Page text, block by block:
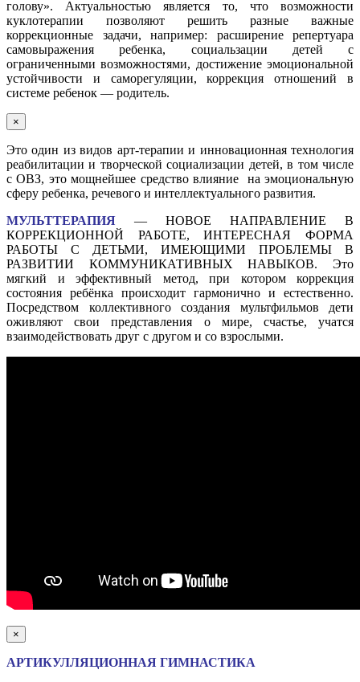
голову». Актуальностью является то, что возможности
куклотерапии позволяют решить разные важные
коррекционные задачи, например: расширение репертуара
самовыражения ребенка, социальзации детей с
ограниченными возможностями, достижение эмоциональной
устойчивости и саморегуляции, коррекция отношений в
системе ребенок — родитель.
×
Это один из видов арт-терапии и инновационная технология
реабилитации и творческой социализации детей, в том числе
с ОВЗ, это мощнейшее средство влияние на эмоциональную
сферу ребенка, речевого и интеллектуального развития.
МУЛЬТТЕРАПИЯ — НОВОЕ НАПРАВЛЕНИЕ В
КОРРЕКЦИОННОЙ РАБОТЕ, ИНТЕРЕСНАЯ ФОРМА
РАБОТЫ С ДЕТЬМИ, ИМЕЮЩИМИ ПРОБЛЕМЫ В
РАЗВИТИИ КОММУНИКАТИВНЫХ НАВЫКОВ. Это
мягкий и эффективный метод, при котором коррекция
состояния ребёнка происходит гармонично и естественно.
Посредством коллективного создания мультфильмов дети
оживляют свои представления о мире, счастье, учатся
взаимодействовать друг с другом и со взрослыми.
×
АРТИКУЛЛЯЦИОННАЯ ГИМНАСТИКА